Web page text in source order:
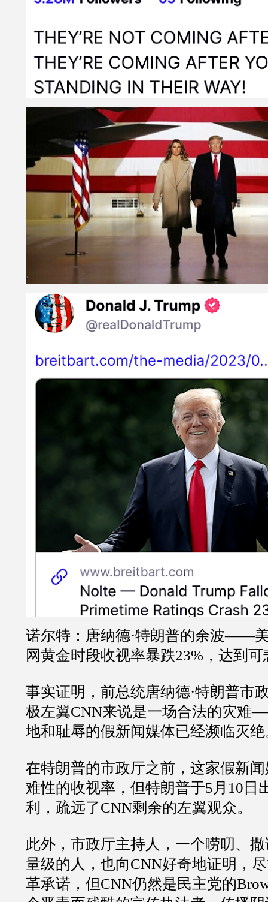
诺尔特：唐纳德·特朗普的余波——
网黄金时段收视率暴跌23% ，达到
事实证明，前总统唐纳德·特朗普市
极左翼CNN来说是一场合法的灾难
地和耻辱的假新闻媒体已经濒临灭
在特朗普的市政厅之前，这家假新
难性的收视率，但特朗普于5 月 10 日
利，疏远了CNN剩余的左翼观众。
此外，市政厅主持人，一个唠叨、
量级的人，也向CNN好奇地证明，
革承诺，但CNN仍然是民主党的